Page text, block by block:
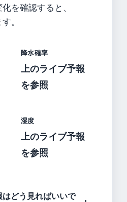
を確認すると、
。
降水確率
上のライブ予報
を参照
湿度
上のライブ予報
を参照
どう見ればいいで